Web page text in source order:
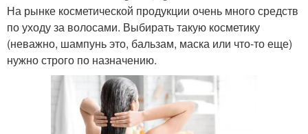
На рынке косметической продукции очень много средств
по уходу за волосами. Выбирать такую косметику
(неважно, шампунь это, бальзам, маска или что-то еще)
нужно строго по назначению.